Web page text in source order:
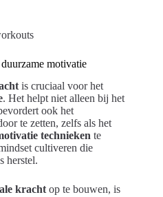
motivatie
is cruciaal voor het
. Het helpt niet alleen bij het
ook het
te zetten, zelfs als het
technieken te
cultiveren die
herstel.
kracht op te bouwen, is